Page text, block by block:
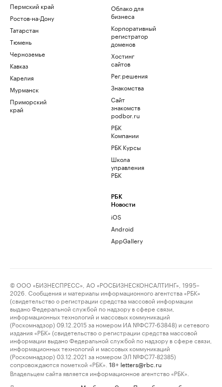
Пермский край
Ростов-на-Дону
Татарстан
Тюмень
Черноземье
Кавказ
Карелия
Мурманск
Приморский
край
Облако для
бизнеса
Корпоративный
регистратор
доменов
Хостинг
сайтов
Рег.решения
Знакомства
Сайт
знакомств
podbor.ru
РБК
Компании
РБК Курсы
Школа
управления
РБК
РБК
Новости
iOS
Android
AppGallery
© ООО «БИЗНЕСПРЕСС», АО «РОСБИЗНЕСКОНСАЛТИНГ», 1995–
2026. Сообщения и материалы информационного агентства «РБК»
(свидетельство о регистрации средства массовой информации
выдано Федеральной службой по надзору в сфере связи,
информационных технологий и массовых коммуникаций
(Роскомнадзор) 09.12.2015 за номером ИА №ФС77-63848) и сетевого
издания «РБК» (свидетельство о регистрации средства массовой
информации выдано Федеральной службой по надзору в сфере связи,
информационных технологий и массовых коммуникаций
(Роскомнадзор) 03.12.2021 за номером ЭЛ №ФС77-82385)
сопровождаются пометкой «РБК».
18+ letters@rbc.ru
Владельцем сайта является информационное агентство «РБК».